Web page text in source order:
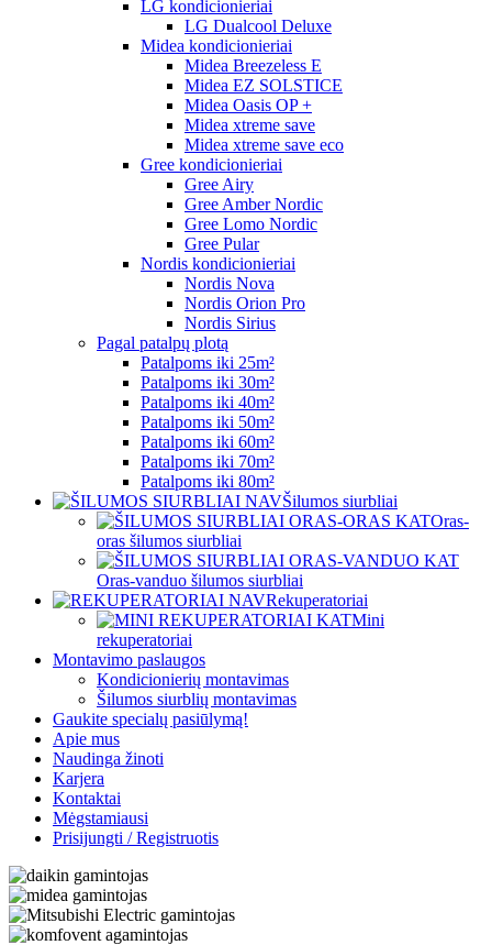
LG kondicionieriai
LG Dualcool Deluxe
Midea kondicionieriai
Midea Breezeless E
Midea EZ SOLSTICE
Midea Oasis OP +
Midea xtreme save
Midea xtreme save eco
Gree kondicionieriai
Gree Airy
Gree Amber Nordic
Gree Lomo Nordic
Gree Pular
Nordis kondicionieriai
Nordis Nova
Nordis Orion Pro
Nordis Sirius
Pagal patalpų plotą
Patalpoms iki 25m²
Patalpoms iki 30m²
Patalpoms iki 40m²
Patalpoms iki 50m²
Patalpoms iki 60m²
Patalpoms iki 70m²
Patalpoms iki 80m²
Šilumos siurbliai
Oras-
oras šilumos siurbliai
Oras-vanduo šilumos siurbliai
Rekuperatoriai
Mini
rekuperatoriai
Montavimo paslaugos
Kondicionierių montavimas
Šilumos siurblių montavimas
Gaukite specialų pasiūlymą!
Apie mus
Naudinga žinoti
Karjera
Kontaktai
Mėgstamiausi
Prisijungti / Registruotis